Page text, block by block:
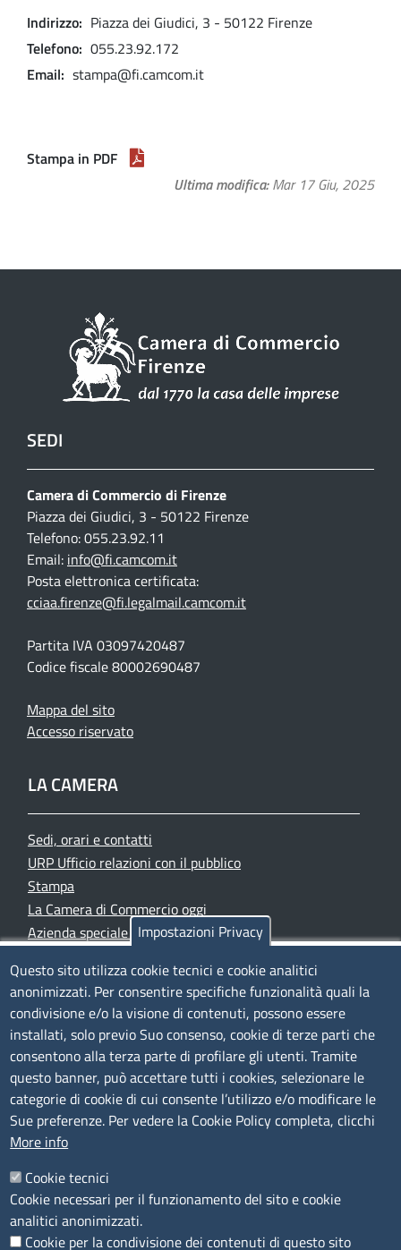
Indirizzo Piazza dei Giudici, 3 - 50122 Firenze
Telefono 055.23.92.172
Email stampa@fi.camcom.it
Stampa in PDF
Ultima modifica Mar 17 Giu, 2025
SEDI
Camera di Commercio di Firenze
Piazza dei Giudici, 3 - 50122 Firenze
Telefono: 055.23.92.11
Email: info@fi.camcom.it
Posta elettronica certificata:
cciaa.firenze@fi.legalmail.camcom.it
Partita IVA 03097420487
Codice fiscale 80002690487
Mappa del sito
Accesso riservato
LA CAMERA
Sedi, orari e contatti
URP Ufficio relazioni con il pubblico
Stampa
La Camera di Commercio oggi
Azienda speciale PromoFirenze
TRASPARENZA
Albo Online
Amministrazione trasparente
Bandi e concorsi
Segnalazioni Whistleblowing
Accessibilità
IBAN e pagamenti informatici
Informative privacy e cookie
Verifiche PA
Attuazione misure PNRR
Impostazioni Privacy
Questo sito utilizza cookie tecnici e cookie analitici
anonimizzati. Per consentire specifiche funzionalità quali la
condivisione e/o la visione di contenuti, possono essere
installati, solo previo Suo consenso, cookie di terze parti che
consentono alla terza parte di profilare gli utenti. Tramite
questo banner, può accettare tutti i cookies, selezionare le
categorie di cookie di cui consente l’utilizzo e/o modificare le
Sue preferenze. Per vedere la Cookie Policy completa, clicchi
More info
Cookie tecnici
Cookie necessari per il funzionamento del sito e cookie
analitici anonimizzati.
Cookie per la condivisione dei contenuti di questo sito